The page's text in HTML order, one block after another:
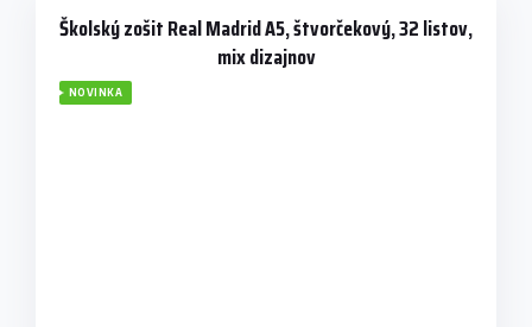
Školský zošit Real Madrid A5, štvorčekový, 32 listov,
mix dizajnov
NOVINKA